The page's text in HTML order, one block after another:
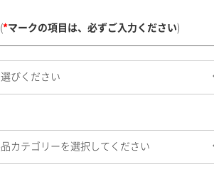
(*マークの項目は、必ずご入力ください)